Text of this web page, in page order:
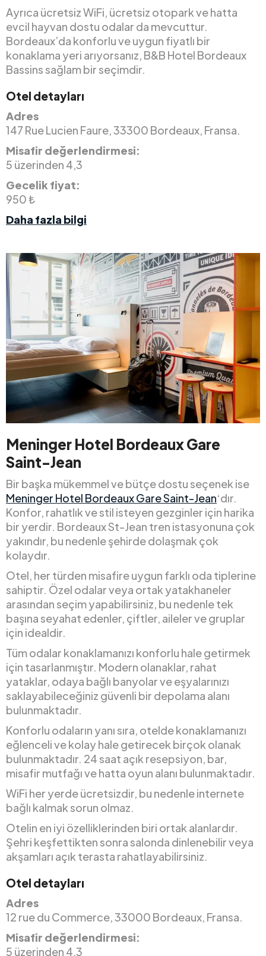
Ayrıca ücretsiz WiFi, ücretsiz otopark ve hatta
evcil hayvan dostu odalar da mevcuttur.
Bordeaux’da konforlu ve uygun fiyatlı bir
konaklama yeri arıyorsanız, B&B Hotel Bordeaux
Bassins sağlam bir seçimdir.
Otel detayları
Adres
147 Rue Lucien Faure, 33300 Bordeaux, Fransa.
Misafir değerlendirmesi:
5 üzerinden 4,3
Gecelik fiyat:
950 ₺
Daha fazla bilgi
Meninger Hotel Bordeaux Gare
Saint-Jean
Bir başka mükemmel ve bütçe dostu seçenek ise
Meninger Hotel Bordeaux Gare Saint-Jean‘dır.
Konfor, rahatlık ve stil isteyen gezginler için harika
bir yerdir. Bordeaux St-Jean tren istasyonuna çok
yakındır, bu nedenle şehirde dolaşmak çok
kolaydır.
Otel, her türden misafire uygun farklı oda tiplerine
sahiptir. Özel odalar veya ortak yatakhaneler
arasından seçim yapabilirsiniz, bu nedenle tek
başına seyahat edenler, çiftler, aileler ve gruplar
için idealdir.
Tüm odalar konaklamanızı konforlu hale getirmek
için tasarlanmıştır. Modern olanaklar, rahat
yataklar, odaya bağlı banyolar ve eşyalarınızı
saklayabileceğiniz güvenli bir depolama alanı
bulunmaktadır.
Konforlu odaların yanı sıra, otelde konaklamanızı
eğlenceli ve kolay hale getirecek birçok olanak
bulunmaktadır. 24 saat açık resepsiyon, bar,
misafir mutfağı ve hatta oyun alanı bulunmaktadır.
WiFi her yerde ücretsizdir, bu nedenle internete
bağlı kalmak sorun olmaz.
Otelin en iyi özelliklerinden biri ortak alanlardır.
Şehri keşfettikten sonra salonda dinlenebilir veya
akşamları açık terasta rahatlayabilirsiniz.
Otel detayları
Adres
12 rue du Commerce, 33000 Bordeaux, Fransa.
Misafir değerlendirmesi:
5 üzerinden 4,3